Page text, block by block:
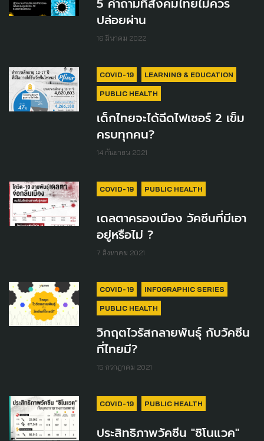
5 คำถามที่สังคมไทยไม่ควร
ปล่อยผ่าน
16 มีนาคม 2022
COVID-19 LEARNING & EDUCATION
PUBLIC HEALTH
เด็กไทยจะได้ฉีดไฟเซอร์ 2 เข็ม
ครบทุกคน?
14 กันยายน 2021
COVID-19 PUBLIC HEALTH
เดลตาครองเมือง วัคซีนที่มีเอา
อยู่หรือไม่ ?
7 สิงหาคม 2021
COVID-19 INFOGRAPHIC SERIES
PUBLIC HEALTH
วิกฤตไวรัสกลายพันธุ์ กับวัคซีน
ที่ไทยมี?
15 กรกฎาคม 2021
COVID-19 PUBLIC HEALTH
ประสิทธิภาพวัคซีน "ซิโนแวค"